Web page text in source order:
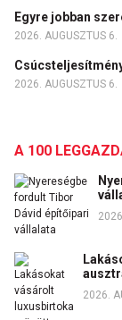
Egyre jobban
2026. AUGUSZTUS 6.
2026. AUGUSZTUS 6.
A 100
2026.